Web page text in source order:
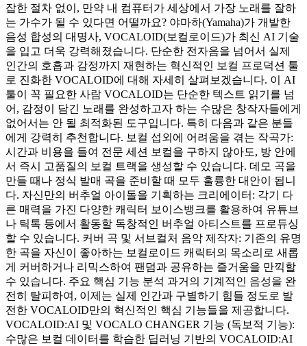
잡한 절차 없이, 만약 내 컴퓨터가 세상에서 가장 노래를 잘하
는 가수가 될 수 있다면 어떨까요? 야마하(Yamaha)가 개발한
음성 합성의 대명사, VOCALOID(보컬로이드)가 최신 AI 기술
을 입고 더욱 강력해졌습니다. 단순한 전자음을 넘어서 실제
인간의 호흡과 감정까지 재현하는 혁신적인 보컬 프로덕션 툴
로 진화한 VOCALOID에 대해 자세히 살펴보겠습니다. 이 AI
툴이 꼭 필요한 사람 VOCALOID는 단순한 텍스트 읽기를 넘
어, 감정이 담긴 노래를 완성하고자 하는 수많은 창작자들에게
없어서는 안 될 최적화된 도구입니다. 특히 다음과 같은 분들
에게 강력히 추천합니다. 보컬 섭외에 어려움을 겪는 작곡가:
시간과 비용을 들여 전문 세션 보컬을 구하지 않아도, 방 안에
서 즉시 고품질의 보컬 트랙을 생성할 수 있습니다. 데모 곡을
만들 때나 정식 발매 곡을 준비할 때 모두 훌륭한 대안이 됩니
다. 자신만의 버추얼 아이돌을 기획하는 크리에이터: 각기 다
른 매력을 가진 다양한 캐릭터 보이스뱅크를 활용하여 유튜브
나 틱톡 등에서 활동할 독창적인 버추얼 아티스트를 프로듀싱
할 수 있습니다. 커버 곡 및 서브컬처 음악 제작자: 기존의 유명
한 곡을 자신이 좋아하는 보컬로이드 캐릭터의 목소리로 새롭
게 커버하거나 리믹스하여 팬덤과 공유하는 즐거움을 만끽할
수 있습니다. 주요 핵심 기능 분석 과거의 기계적인 음성을 완
전히 탈피하여, 이제는 실제 인간과 구별하기 힘들 정도로 발
전한 VOCALOID만의 혁신적인 핵심 기능들을 제공합니다.
VOCALOID:AI 및 VOCALO CHANGER 기능 (독보적 기능):
수많은 보컬 데이터를 학습한 딥러닝 기반의 VOCALOID:AI